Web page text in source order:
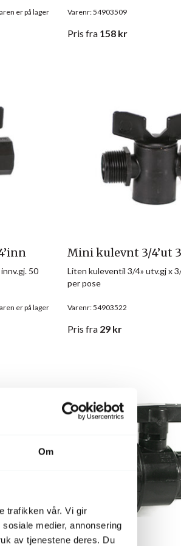
Om
trafikken vår. Vi gir
medier, annonsering
av tjenestene deres. Du
er på lager Varenr: 54903509
Pris fra 158kr
er på lager
50
Mini kulevnt 3/4’ut
Varenr: 54903522
Liten kuleventil 3/4» utv.gj x
per pose
Pris fra 29kr